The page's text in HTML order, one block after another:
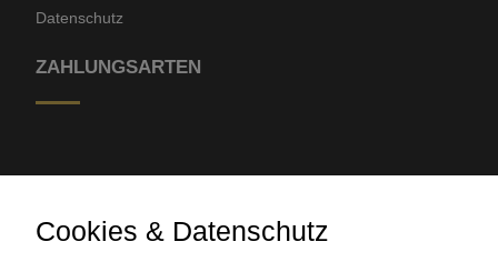
Datenschutz
ZAHLUNGSARTEN
Cookies & Datenschutz